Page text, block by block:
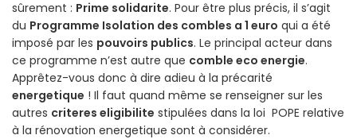
sûrement : Prime solidarite. Pour être plus précis, il s’agit
du Programme Isolation des combles a 1 euro qui a été
imposé par les pouvoirs publics. Le principal acteur dans
ce programme n’est autre que comble eco energie.
Apprêtez-vous donc à dire adieu à la précarité
energetique ! Il faut quand même se renseigner sur les
autres criteres eligibilite stipulées dans la loi POPE relative
à la rénovation energetique sont à considérer.